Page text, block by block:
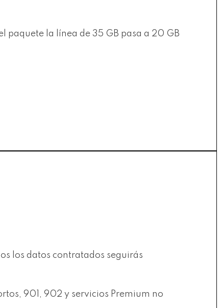
paquete la línea de 35 GB pasa a 20 GB
los datos contratados seguirás
901, 902 y servicios Premium no